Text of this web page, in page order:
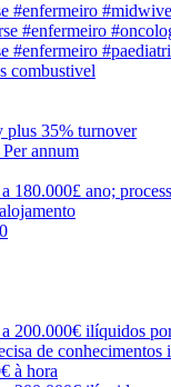
#enfermeiro
#enfermeiro
#enfermeiro
combustivel
plus 35% turnover
annum
180.000£ ano;
200.000€ ilíquidos
de
à hora